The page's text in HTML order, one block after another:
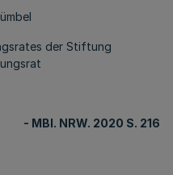
der Stiftung
- MBl. NRW. 2020 S. 216